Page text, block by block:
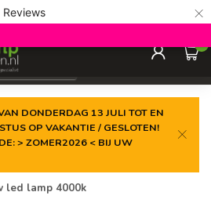
Reviews ×
prijs
0
DONDERDAG 13 JULI TOT EN
OP VAKANTIE / GESLOTEN!
> ZOMER2026 < BIJ UW
led lamp 4000k